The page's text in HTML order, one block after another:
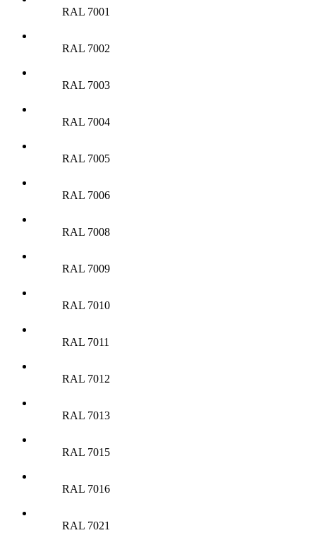
RAL 7001
RAL 7002
RAL 7003
RAL 7004
RAL 7005
RAL 7006
RAL 7008
RAL 7009
RAL 7010
RAL 7011
RAL 7012
RAL 7013
RAL 7015
RAL 7016
RAL 7021